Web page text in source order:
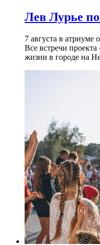
Лев Лурье
7 августа в атриуме
Все встречи
жизни в городе на